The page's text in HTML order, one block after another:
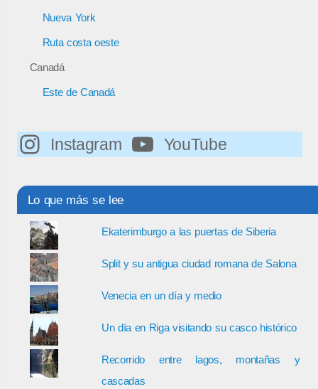
Nueva York
Ruta costa oeste
Canadá
Este de Canadá
Instagram YouTube
Lo que más se lee
Ekaterimburgo a las puertas de Siberia
Split y su antigua ciudad romana de Salona
Venecia en un día y medio
Un día en Riga visitando su casco histórico
Recorrido entre lagos, montañas y
cascadas